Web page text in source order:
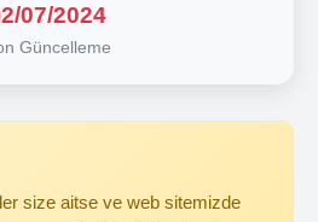
07/2024
Güncelleme
size aitse ve web sitemizde